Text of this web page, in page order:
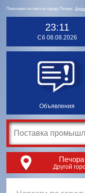
Поисковая система по городу Печора.
23:11
Сб 08.08.2026
Объявления
Печора
Другой